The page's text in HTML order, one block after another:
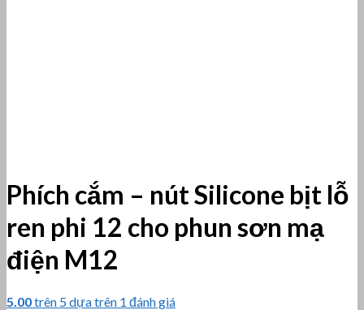
Phích cắm – nút Silicone bịt lỗ
ren phi 12 cho phun sơn mạ
điện M12
5.00trên 5 dựa trên 1 đánh giá